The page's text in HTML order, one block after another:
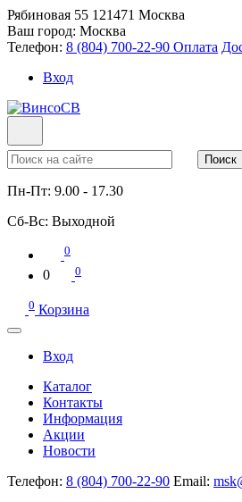
Рябиновая 55 121471 Москва
Ваш город: Москва
Телефон: 8 (804) 700-22-90 Оплата
Вход
Поиск
Пн-Пт: 9.00 - 17.30
Сб-Вс: Выходной
0
0 0
0 Корзина
Вход
Каталог
Контакты
Информация
Акции
Новости
Телефон: 8 (804) 700-22-90 Email: